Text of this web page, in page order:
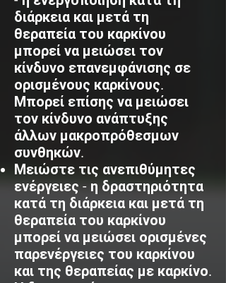
διάρκεια και μετά τη
θεραπεία του καρκίνου
μπορεί να μειώσει τον
κίνδυνο επανεμφάνισης σε
ορισμένους καρκίνους.
Μπορεί επίσης να μειώσει
τον κίνδυνο ανάπτυξης
άλλων μακροπρόθεσμων
συνθηκών.
Μειώστε τις ανεπιθύμητες
ενέργειες - η δραστηριότητα
κατά τη διάρκεια και μετά τη
θεραπεία του καρκίνου
μπορεί να μειώσει ορισμένες
παρενέργειες του καρκίνου
και της θεραπείας με καρκίνο.